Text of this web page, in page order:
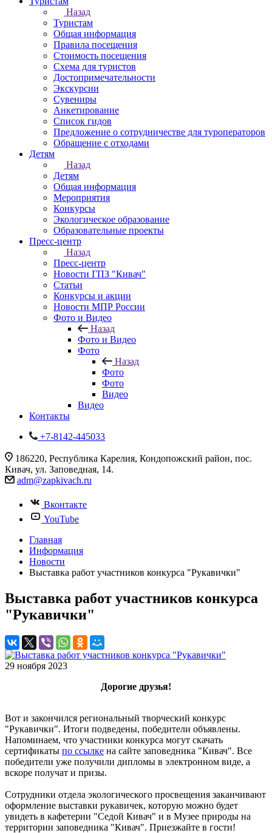
Назад
Туристам
Общая информация
Правила посещения
Стоимость посещения
Схема для туристов
Достопримечательности
Экскурсии
Сувениры
Анкетирование
Список гидов
Предложение о сотрудничестве для туроператоров
Обращение с отходами
Детям
Назад
Детям
Общая информация
Мероприятия
Конкурсы
Экологическое образование
Образовательные проекты
Пресс-центр
Назад
Пресс-центр
Новости ГПЗ "Кивач"
Статьи
Конкурсы и акции
Новости МПР России
Фото и Видео
Назад
Фото и Видео
Фото
Назад
Фото
Фото
Видео
Видео
Контакты
+7-8142-445033
186220, Республика Карелия, Кондопожский район, пос.
Кивач, ул. Заповедная, 14.
adm@zapkivach.ru
Вконтакте
YouTube
Главная
Информация
Новости
Выставка работ участников конкурса "Рукавички"
Выставка работ участников конкурса
"Рукавички"
29 ноября 2023
Дорогие друзья!
Вот и закончился региональный творческий конкурс
"Рукавички". Итоги подведены, победители объявлены.
Напоминаем, что участники конкурса могут скачать
сертификаты по ссылке на сайте заповедника "Кивач". Все
победители уже получили дипломы в электронном виде, а
вскоре получат и призы.
Сотрудники отдела экологического просвещения заканчивают
оформление выставки рукавичек, которую можно будет
увидеть в кафетерии "Седой Кивач" и в Музее природы на
территории заповедника "Кивач". Приезжайте в гости!